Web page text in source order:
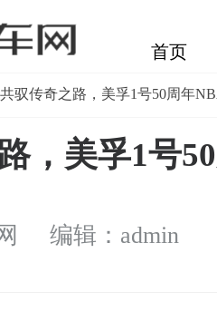
首页
驭传奇之路，美孚1号50周年
，美孚1号
编辑：admin